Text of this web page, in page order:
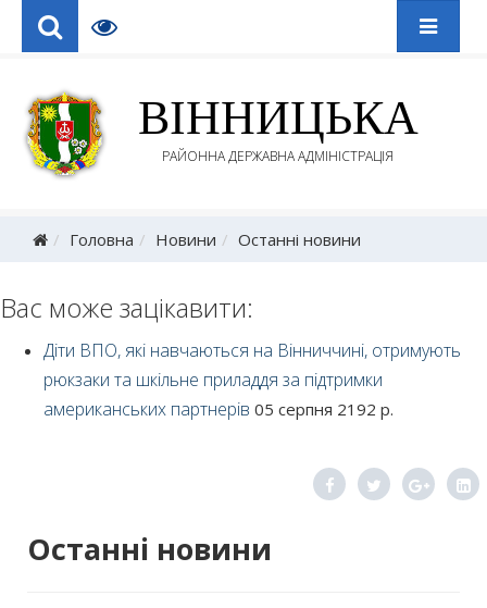
ВІННИЦЬКА
РАЙОННА ДЕРЖАВНА АДМІНІСТРАЦІЯ
Головна Новини Останні новини
Останні новини
Вас може зацікавити:
Діти ВПО, які навчаються на Вінниччині, отримують
рюкзаки та шкільне приладдя за підтримки
американських партнерів 05 серпня 2192 р.